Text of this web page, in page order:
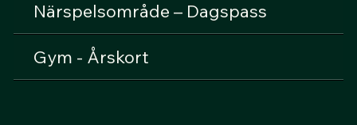
Närspelsområde – Dagspass
Gym - Årskort